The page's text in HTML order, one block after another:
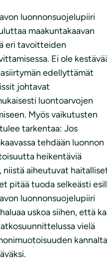
luonnonsuojelupiiri
maakuntakaavan
eri tavoitteiden
Ei ole
edellyttämät
johtavat
luontoarvojen
Myös vaikutusten
tarkentaa: Jos
tehdään luonnon
heikentäviä
niistä aiheutuvat
pitää tuoda selkeästi
luonnonsuojelupiiri
uskoa siihen, että
vielä
kannalta